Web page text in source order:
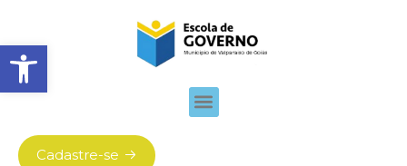
Abrir barra de ferramentas
Cadastre-se